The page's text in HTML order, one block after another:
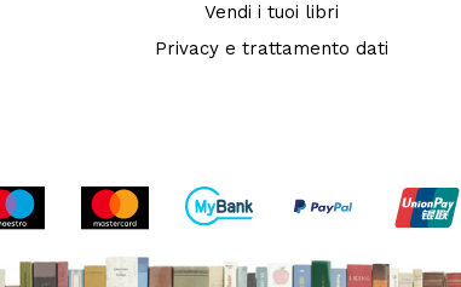
Vendi i tuoi libri
Privacy e trattamento dati